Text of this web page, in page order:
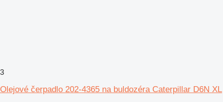
3
Olejové čerpadlo 202-4365 na buldozéra Caterpillar D6N XL